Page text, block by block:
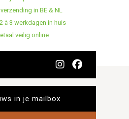
in BE & NL
à 3 werkdagen in huis
veilig online